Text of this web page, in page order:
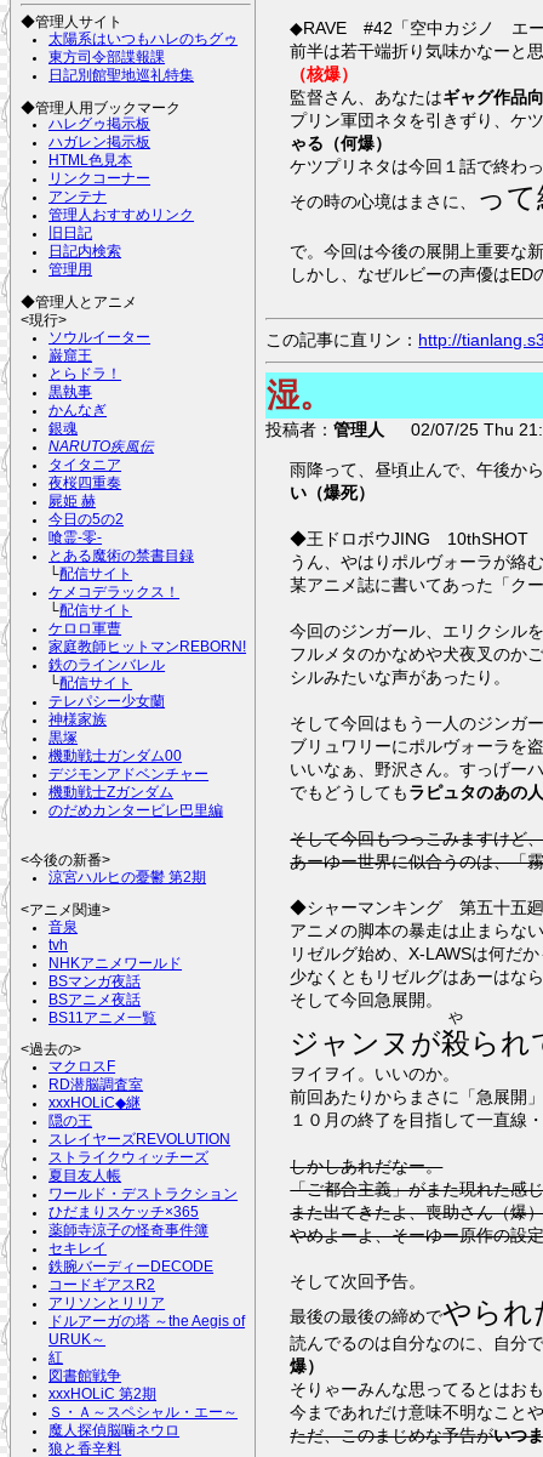
◆管理人サイト
太陽系はいつもハレのちグゥ
東方司令部諜報課
日記別館聖地巡礼特集
◆管理人用ブックマーク
ハレグゥ掲示板
ハガレン掲示板
HTML色見本
リンクコーナー
アンテナ
管理人おすすめリンク
旧日記
日記内検索
管理用
◆管理人とアニメ
<現行>
ソウルイーター
巌窟王
とらドラ！
黒執事
かんなぎ
銀魂
NARUTO疾風伝
タイタニア
夜桜四重奏
屍姫 赫
今日の5の2
喰霊-零-
とある魔術の禁書目録
└配信サイト
ケメコデラックス！
└配信サイト
ケロロ軍曹
家庭教師ヒットマンREBORN!
鉄のラインバレル
└配信サイト
テレパシー少女蘭
神様家族
黒塚
機動戦士ガンダム00
デジモンアドベンチャー
機動戦士Zガンダム
のだめカンタービレ巴里編
<今後の新番>
涼宮ハルヒの憂鬱 第2期
<アニメ関連>
音泉
tvh
NHKアニメワールド
BSマンガ夜話
BSアニメ夜話
BS11アニメ一覧
<過去の>
マクロスF
RD潜脳調査室
xxxHOLiC◆継
隠の王
スレイヤーズREVOLUTION
ストライクウィッチーズ
夏目友人帳
ワールド・デストラクション
ひだまりスケッチ×365
薬師寺涼子の怪奇事件簿
セキレイ
鉄腕バーディーDECODE
コードギアスR2
アリソンとリリア
ドルアーガの塔 ～the Aegis of
URUK～
紅
図書館戦争
xxxHOLiC 第2期
Ｓ・Ａ～スペシャル・エー～
魔人探偵脳噛ネウロ
狼と香辛料
◆RAVE #42「空中カジノ エ
前半は若干端折り気味かなーと
（核爆）
監督さん、あなたはギャグ作品
プリン軍団ネタを引きずり、ケ
ゃる（何爆）
ケツプリネタは今回１話で終わ
その時の心境はまさに、
っ
で。今回は今後の展開上重要な
しかし、なぜルビーの声優は
この記事に直リン： http://
湿。
投稿者：管理人 02/07/25 Thu
雨降って、昼頃止んで、午後か
い（爆死）
◆王ドロボウJING 10thSHOT
うん、やはりポルヴォーラが絡
某アニメ誌に書いてあった「ク
今回のジンガール、エリクシル
フルメタのかなめや犬夜叉のか
シルみたいな声があったり。
そして今回はもう一人のジンガ
ブリュワリーにポルヴォーラを
いいなぁ、野沢さん。すっげー
でもどうしてもラピュタのあの
そして今回もつっこみますけど
あーゆー世界に似合うのは、「
◆シャーマンキング 第五十五
アニメの脚本の暴走は止まらな
リゼルグ始め、X-LAWSは何だ
少なくともリゼルグはあーはな
そして今回急展開。
ジャンヌが殺
や
られ
ヲイヲイ。いいのか。
前回あたりからまさに「急展開
１０月の終了を目指して一直線
しかしあれだなー。
「ご都合主義」がまた現れた感
また出てきたよ、喪助さん（爆
やめよーよ、そーゆー原作の設
そして次回予告。
最後の最後の締めでやられ
読んでるのは自分なのに、自分
爆）
そりゃーみんな思ってるとはお
今まであれだけ意味不明なこと
ただ、このまじめな予告がいつ